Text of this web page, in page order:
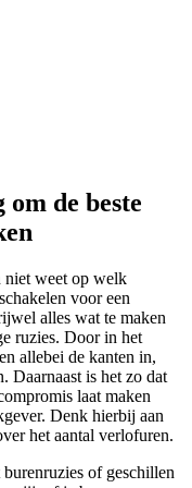
de beste
niet weet op welk
voor een
alles wat te maken
ruzies. Door in het
allebei de kanten in,
Daarnaast is het zo dat
laat maken
Denk hierbij aan
het aantal verlofuren.
of geschillen